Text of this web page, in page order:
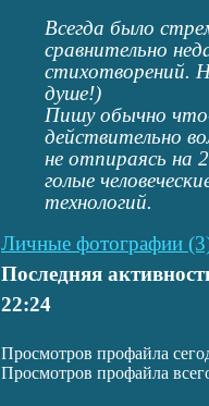
Всегда было
сравнительно
стихотворений.
душе!)
Пишу обычно
действительно
не отпираясь на
голые
технологий.
Личные фотографии
Последняя
22:24
Просмотров профайла
Просмотров профайла